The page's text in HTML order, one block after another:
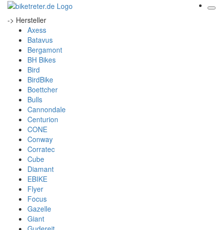
-> Hersteller
Axess
Batavus
Bergamont
BH Bikes
Bird
BirdBike
Boettcher
Bulls
Cannondale
Centurion
CONE
Conway
Corratec
Cube
Diamant
EBIKE
Flyer
Focus
Gazelle
Giant